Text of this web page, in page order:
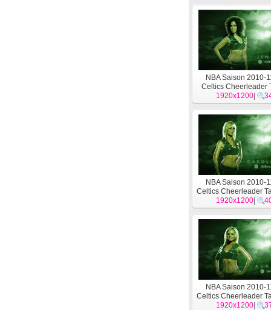
NBA Saison 2010-
Celtics Cheerleader
#11
1920x1200
NBA Saison 2010-
Celtics Cheerleader
1920x1200
NBA Saison 2010-
Celtics Cheerleader
1920x1200